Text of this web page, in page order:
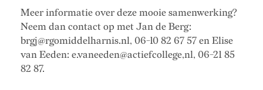
Meer informatie over deze mooie samenwerking?
Neem dan contact op met Jan de Berg:
brgj@rgomiddelharnis.nl, 06-10 82 67 57 en Elise
van Eeden: e.vaneeden@actiefcollege,nl, 06-21 85
82 87.